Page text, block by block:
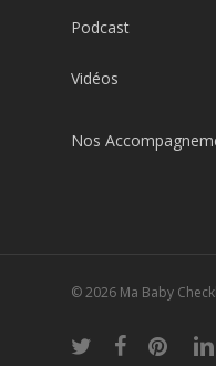
Podcast
Vidéos
Nos
© 2026 Ma Baby
twitter facebookpinterest